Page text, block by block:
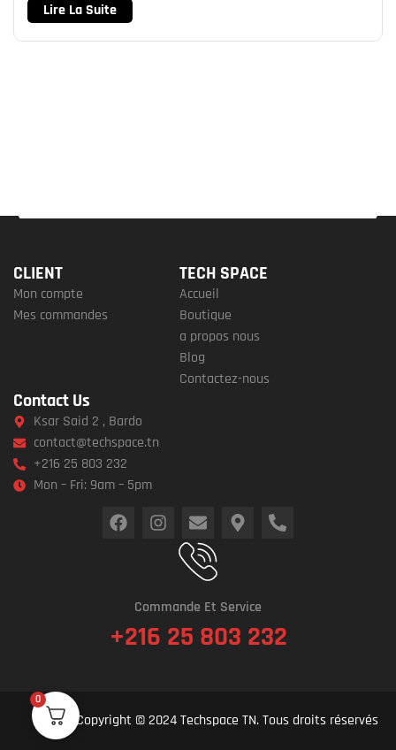
Lire La Suite
0
CLIENT
Mon compte
Mes commandes
TECH SPACE
Accueil
Boutique
a propos nous
Blog
Contactez-nous
Contact Us
Ksar Said 2 , Bardo
contact@techspace.tn
+216 25 803 232
Mon – Fri: 9am – 5pm
Commande Et Service
+216 25 803 232
Copyright © 2024 Techspace TN. Tous droits réservés